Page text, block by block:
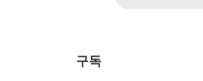
구독